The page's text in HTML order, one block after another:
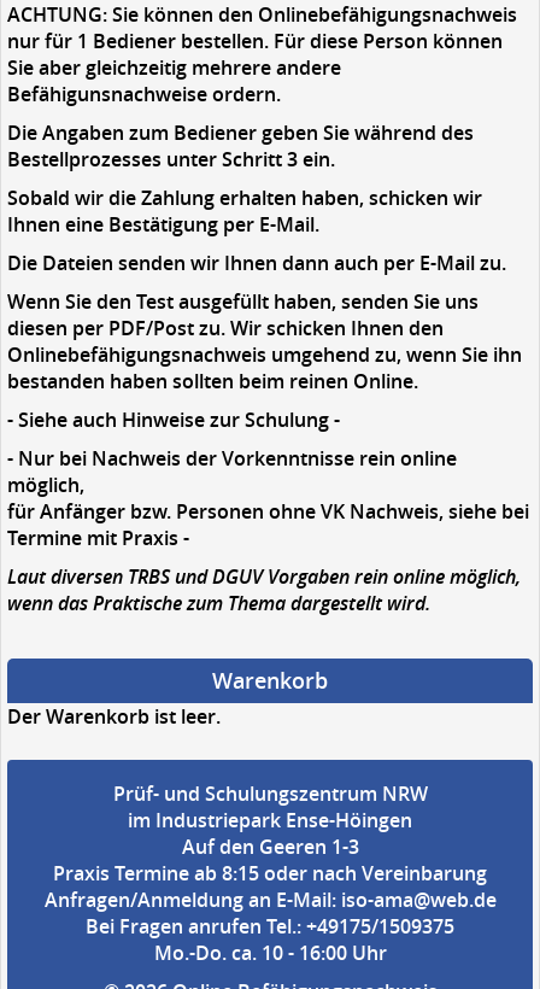
ACHTUNG: Sie können den Onlinebefähigungsnachweis
nur für 1 Bediener bestellen. Für diese Person können
Sie aber gleichzeitig mehrere andere
Befähigunsnachweise ordern.
Die Angaben zum Bediener geben Sie während des
Bestellprozesses unter Schritt 3 ein.
Sobald wir die Zahlung erhalten haben, schicken wir
Ihnen eine Bestätigung per E-Mail.
Die Dateien senden wir Ihnen dann auch per E-Mail zu.
Wenn Sie den Test ausgefüllt haben, senden Sie uns
diesen per PDF/Post zu. Wir schicken Ihnen den
Onlinebefähigungsnachweis umgehend zu, wenn Sie ihn
bestanden haben sollten beim reinen Online.
- Siehe auch Hinweise zur Schulung -
- Nur bei Nachweis der Vorkenntnisse rein online
möglich,
für Anfänger bzw. Personen ohne VK Nachweis, siehe bei
Termine mit Praxis -
Laut diversen TRBS und DGUV Vorgaben rein online möglich,
wenn das Praktische zum Thema dargestellt wird.
Warenkorb
Der Warenkorb ist leer.
Prüf- und Schulungszentrum NRW
im Industriepark Ense-Höingen
Auf den Geeren 1-3
Praxis Termine ab 8:15 oder nach Vereinbarung
Anfragen/Anmeldung an E-Mail: iso-ama@web.de
Bei Fragen anrufen Tel.: +49175/1509375
Mo.-Do. ca. 10 - 16:00 Uhr